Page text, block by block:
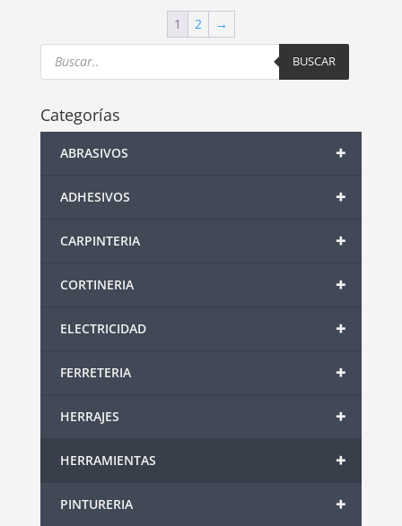
1 2
→
Products
search BUSCAR
Categorías
+
ABRASIVOS
+
ADHESIVOS
+
CARPINTERIA
+
CORTINERIA
+
ELECTRICIDAD
+
FERRETERIA
+
HERRAJES
+
HERRAMIENTAS
+
PINTURERIA